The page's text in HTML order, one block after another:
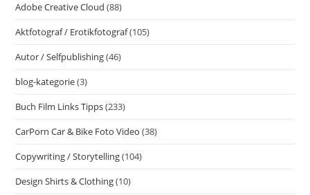
Adobe Creative Cloud (88)
Aktfotograf / Erotikfotograf(105)
Autor / Selfpublishing(46)
blog-kategorie(3)
Buch Film Links Tipps(233)
CarPorn Car & Bike Foto Video (38)
Copywriting / Storytelling(104)
Design Shirts & Clothing(10)